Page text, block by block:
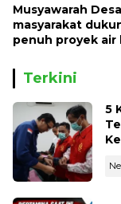
Musyawarah
masyarakat
penuh proyek air
Terkini
5